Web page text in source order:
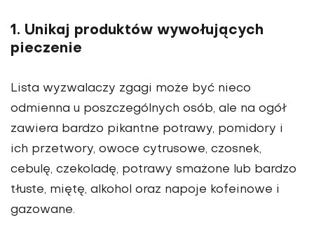
1. Unikaj produktów wywołujących
pieczenie
Lista wyzwalaczy zgagi może być nieco
odmienna u poszczególnych osób, ale na ogół
zawiera bardzo pikantne potrawy, pomidory i
ich przetwory, owoce cytrusowe, czosnek,
cebulę, czekoladę, potrawy smażone lub bardzo
tłuste, miętę, alkohol oraz napoje kofeinowe i
gazowane.